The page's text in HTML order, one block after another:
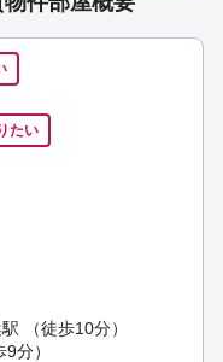
たい
（徒歩10分）
9分）